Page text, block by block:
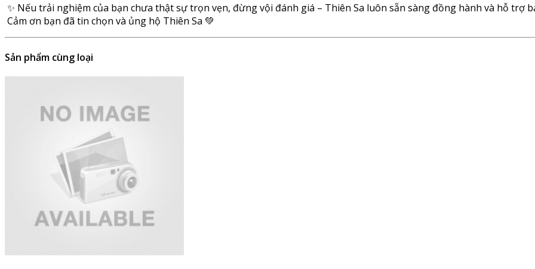
✨ Nếu trải nghiệm của bạn chưa thật sự trọn vẹn, đừng vội đánh giá – Thiên Sa luôn sẵn sàng đồng hành và hỗ trợ
Cảm ơn bạn đã tin chọn và ủng hộ Thiên Sa 💚
Sản phẩm cùng loại